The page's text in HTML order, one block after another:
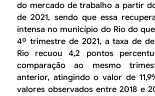
do mercado de trabalho a partir
de 2021, sendo que essa
intensa no município do Rio do
4º trimestre de 2021, a taxa de
Rio recuou 4,2 pontos
comparação ao mesmo
anterior, atingindo o valor de
valores observados entre 2018 e